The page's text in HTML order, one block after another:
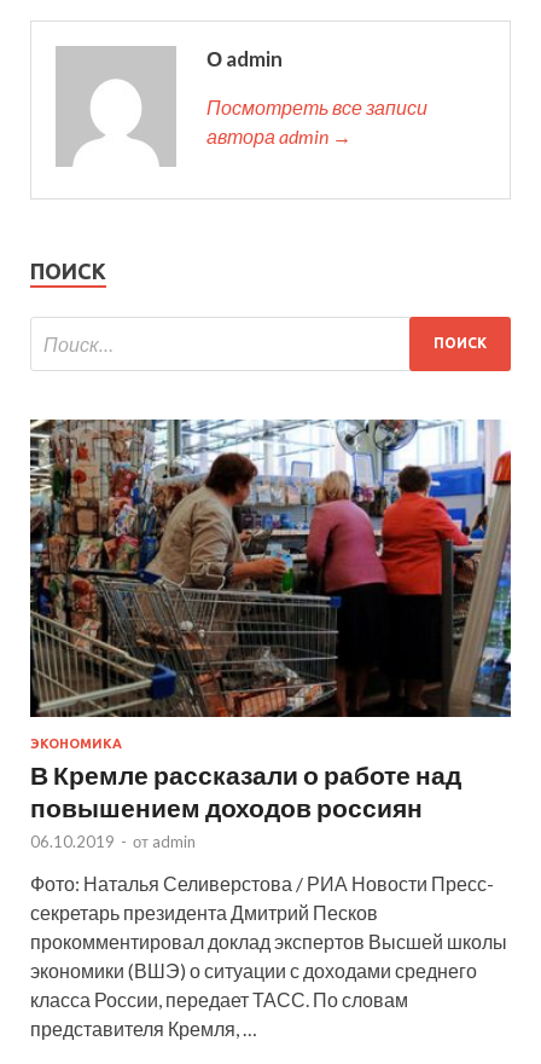
О admin
Посмотреть все записи
автора admin →
ПОИСК
ЭКОНОМИКА
В Кремле рассказали о работе над
повышением доходов россиян
06.10.2019 - от admin
Фото: Наталья Селиверстова / РИА Новости Пресс-
секретарь президента Дмитрий Песков
прокомментировал доклад экспертов Высшей школы
экономики (ВШЭ) о ситуации с доходами среднего
класса России, передает ТАСС. По словам
представителя Кремля, …